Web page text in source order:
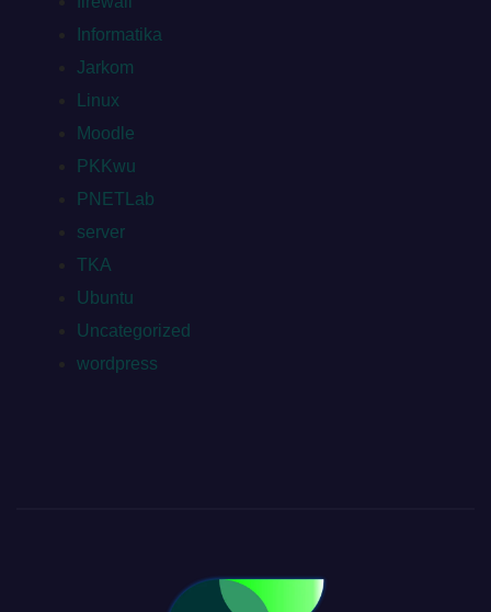
Informatika
Jarkom
Linux
Moodle
PKKwu
PNETLab
server
TKA
Ubuntu
Uncategorized
wordpress